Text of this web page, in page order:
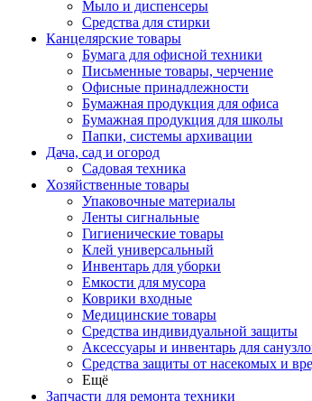
Мыло и диспенсеры
Средства для стирки
Канцелярские товары
Бумага для офисной техники
Письменные товары, черчение
Офисные принадлежности
Бумажная продукция для офиса
Бумажная продукция для школы
Папки, системы архивации
Дача, сад и огород
Садовая техника
Хозяйственные товары
Упаковочные материалы
Ленты сигнальные
Гигиенические товары
Клей универсальный
Инвентарь для уборки
Емкости для мусора
Коврики входные
Медицинские товары
Средства индивидуальной защиты
Аксессуары и инвентарь для
Средства защиты от насекомых и
Ещё
Запчасти для ремонта техники